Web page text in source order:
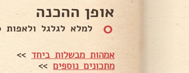
אופן ההכנה
0 למלא לגלגל ולאפות 180 מעלות.
אמהות מבשלות ביחד >>
מתכונים נוספים>>